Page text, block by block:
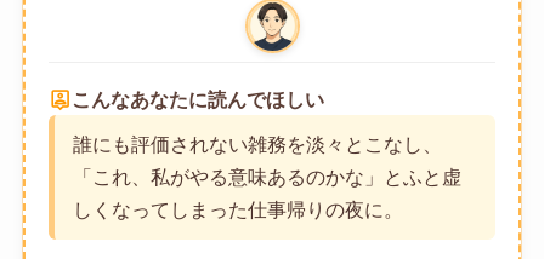
person_pin こんなあなたに読んでほしい
誰にも評価されない雑務を淡々とこなし、
「これ、私がやる意味あるのかな」とふと虚
しくなってしまった仕事帰りの夜に。